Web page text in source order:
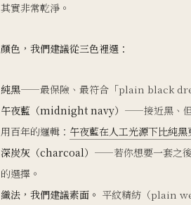
其實非常乾淨。
顏色，我們建議從三色裡選：
純黑——最保險、最符合「plain black
午夜藍（midnight navy） ——接近黑、
用百年的邏輯： 午夜藍在人工光源下比純黑
深炭灰（charcoal） ——若你想要一套之
的選擇。
織法，我們建議素面。 平紋精紡（plain